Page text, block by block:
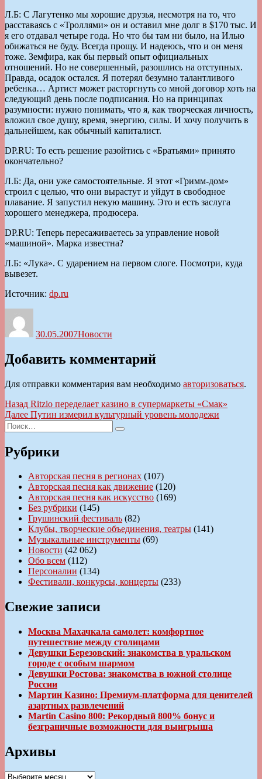
Л.Б: С Лагутенко мы хорошие друзья, несмотря на то, что
расставаясь с «Троллями» он и оставил мне долг в $170 тыс. И
я его отдавал четыре года. Но что бы там ни было, на Илью
обижаться не буду. Всегда прощу. И надеюсь, что и он меня
тоже. Земфира, как бы первый опыт официальных
отношений. Но не совершенный, разошлись на отступных.
Правда, осадок остался. Я потерял безумно талантливого
ребенка… Артист может расторгнуть со мной договор хоть на
следующий день после подписания. Но на принципах
разумности: нужно понимать, что я, как творческая личность,
вложил свое душу, время, энергию, силы. И хочу получить в
дальнейшем, как обычный капиталист.
DP.RU: То есть решение разойтись с «Братьями» принято
окончательно?
Л.Б: Да, они уже самостоятельные. Я этот «Гримм-дом»
строил с целью, что они вырастут и уйдут в свободное
плавание. Я запустил некую машину. Это и есть заслуга
хорошего менеджера, продюсера.
DP.RU: Теперь пересаживаетесь за управление новой
«машиной». Марка известна?
Л.Б: «Лука». С ударением на первом слоге. Посмотри, куда
вывезет.
Источник: dp.ru
30.05.2007Новости
Добавить комментарий
Для отправки комментария вам необходимо авторизоваться.
Навигация
по
записям
Назад Предыдущая
запись:
Ritzio переделает казино в супермаркеты «Смак»
Далее Следующая
Путин измерил культурный уровень молодежи
Искать:
Поиск
Рубрики
Авторская песня в регионах (107)
Авторская песня как движение (120)
Авторская песня как искусство (169)
Без рубрики (145)
Грушинский фестиваль (82)
Клубы, творческие объединения, театры (141)
Музыкальные инструменты (69)
Новости (42 062)
Обо всем (112)
Персоналии (134)
Фестивали, конкурсы, концерты (233)
Свежие записи
Москва Махачкала самолет: комфортное
путешествие между столицами
Девушки Березовский: знакомства в уральском
городе с особым шармом
Девушки Ростова: знакомства в южной столице
России
Мартин Казино: Премиум-платформа для ценителей
азартных развлечений
Martin Casino 800: Рекордный 800% бонус и
безграничные возможности для выигрыша
Архивы
Архивы